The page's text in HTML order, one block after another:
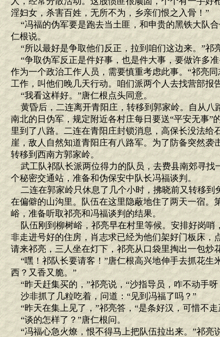
淫妇女，杀害百姓，无所不为，乡亲们恨之入骨！”
“冯福的伪军要是跑去当土匪，和申贵的黑铁大队
仁根说。
“所以最好是争取他们反正，拉到咱们这边来。”祁
“争取伪军反正是件好事，也是件大事，要做许多
作为一个政治工作人员，需要慎重考虑此事。“祁亮
工作，叫他们晚几天行动。咱们派两个人去找营部报
“我看这样好。”唐仁根点头同意。
黄昏后，二连离开青阳庄，转移到郭家岭。自从八
南北的日伪军，规定附近各村庄每日要送“平安无事”
里到了八路。二连在青阳庄封锁消息，高保长没法给
崖，敌人自然知道青阳庄有八路军。为了防备突然袭
转移到西南方郭家岭。
武工队祁队长派两位得力的队员，去费县南郊寻找
个秘密交通站，准备和伪保安中队长冯福谈判。
二连在郭家岭只休息了几个小时，拂晓前又转移到
在偏僻的山沟里。队伍在这里隐蔽地住了两天一宿。
峪，准备听取祁亮和冯福谈判的结果。
队伍刚到柳树峪，祁亮早在村里等候。安排好岗哨
非走进号好的住房，肖志求已经为他们架好门板床，
请来祁亮，三人坐在灯下，祁亮从口袋里掏出一包炒
“嘿！祁队长要请客！”唐仁根高兴地伸手去抓花生
西？又香又脆。”
“昨天赶集买的，”祁亮说，“沙指导员，咋不动手呀
沙非抓了几粒吃着，问道：“见到冯福了吗？”
“昨天在集上见了，”祁亮答，“是条好汉，可惜不走
“谈的怎样了？”唐仁根问。
“冯福心急火燎，恨不得马上把队伍拉出来。”祁亮